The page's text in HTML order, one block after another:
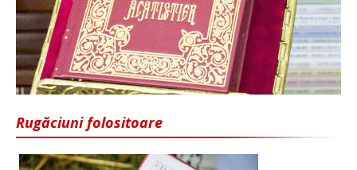
Rugăciuni folositoare